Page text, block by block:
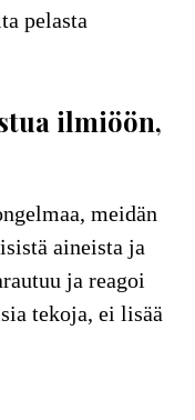
pelasta
ilmiöön,
meidän
aineista ja
ja reagoi
tekoja, ei lisää